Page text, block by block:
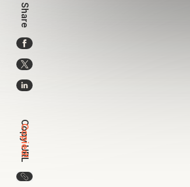
Share
Copy URL
Copied!
この記事のURLをコピー